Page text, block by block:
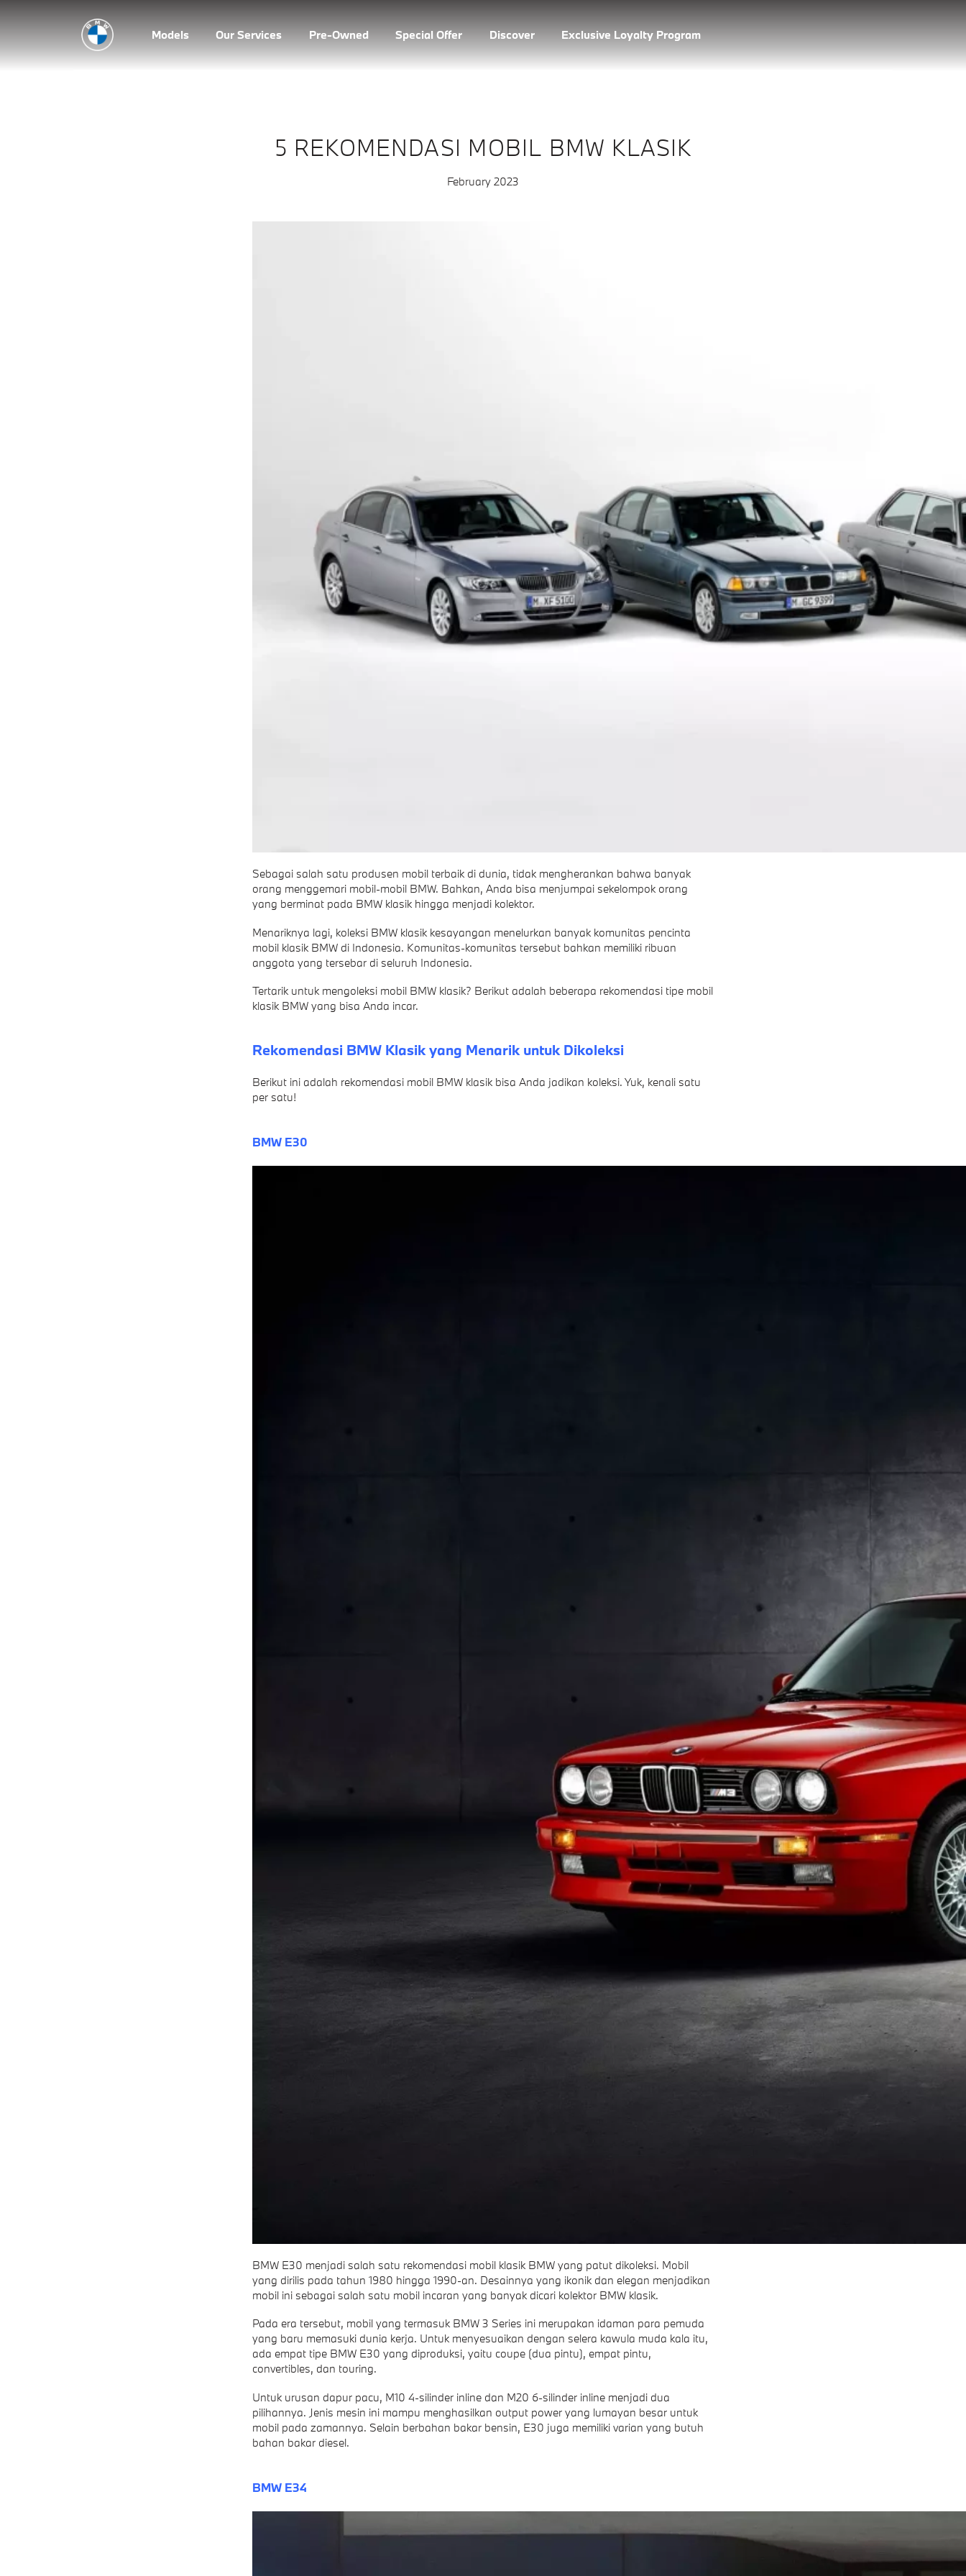
Models Our Services Pre-Owned Special Offer Discover Exclusive Loyalty Program
5 REKOMENDASI MOBIL BMW KLASIK
February 2023
Sebagai salah satu produsen mobil terbaik di dunia, tidak mengherankan bahwa banyak
orang menggemari mobil-mobil BMW. Bahkan, Anda bisa menjumpai sekelompok orang
yang berminat pada BMW klasik hingga menjadi kolektor.
Menariknya lagi, koleksi BMW klasik kesayangan menelurkan banyak komunitas pencinta
mobil klasik BMW di Indonesia. Komunitas-komunitas tersebut bahkan memiliki ribuan
anggota yang tersebar di seluruh Indonesia.
Tertarik untuk mengoleksi mobil BMW klasik? Berikut adalah beberapa rekomendasi tipe mobil
klasik BMW yang bisa Anda incar.
Rekomendasi BMW Klasik yang Menarik untuk Dikoleksi
Berikut ini adalah rekomendasi mobil BMW klasik bisa Anda jadikan koleksi. Yuk, kenali satu
per satu!
BMW E30
BMW E30 menjadi salah satu rekomendasi mobil klasik BMW yang patut dikoleksi. Mobil
yang dirilis pada tahun 1980 hingga 1990-an. Desainnya yang ikonik dan elegan menjadikan
mobil ini sebagai salah satu mobil incaran yang banyak dicari kolektor BMW klasik.
Pada era tersebut, mobil yang termasuk BMW 3 Series ini merupakan idaman para pemuda
yang baru memasuki dunia kerja. Untuk menyesuaikan dengan selera kawula muda kala itu,
ada empat tipe BMW E30 yang diproduksi, yaitu coupe (dua pintu), empat pintu,
convertibles, dan touring.
Untuk urusan dapur pacu, M10 4-silinder inline dan M20 6-silinder inline menjadi dua
pilihannya. Jenis mesin ini mampu menghasilkan output power yang lumayan besar untuk
mobil pada zamannya. Selain berbahan bakar bensin, E30 juga memiliki varian yang butuh
bahan bakar diesel.
BMW E34